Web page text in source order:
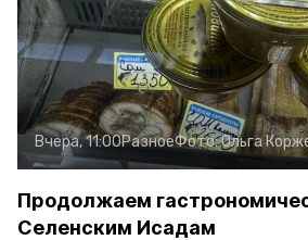
Вчера, 11:00РазноеФото:Ольга
Продолжаем
Селенским Исадам